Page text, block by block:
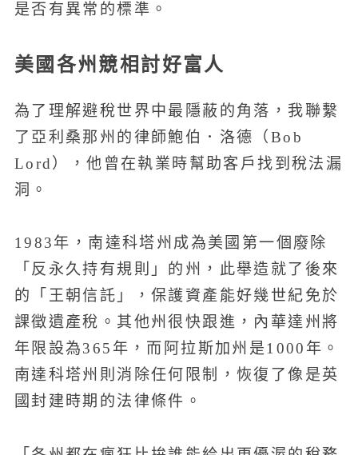
是否有異常的標準。
美國各州競相討好富人
為了理解避稅世界中最隱蔽的角落，我聯繫
了亞利桑那州的律師鮑伯．洛德（Bob
Lord），他曾在執業時幫助客戶找到稅法漏
洞。
1983年，南達科塔州成為美國第一個廢除
「反永久持有規則」的州，此舉造就了後來
的「王朝信託」，保護資產能好幾世紀免於
課徵遺產稅。其他州很快跟進，內華達州將
年限設為365年，而阿拉斯加州是1000年。
南達科塔州則消除任何限制，恢復了像是英
國封建時期的法律條件。